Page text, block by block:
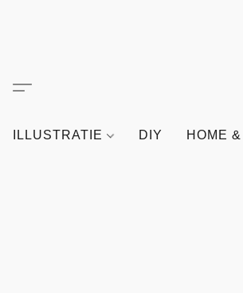
ILLUSTRATIE DIY HOME